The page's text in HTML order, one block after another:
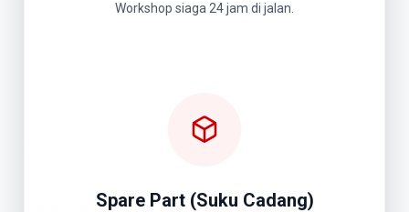
Workshop siaga 24 jam di jalan.
Spare Part (Suku Cadang)